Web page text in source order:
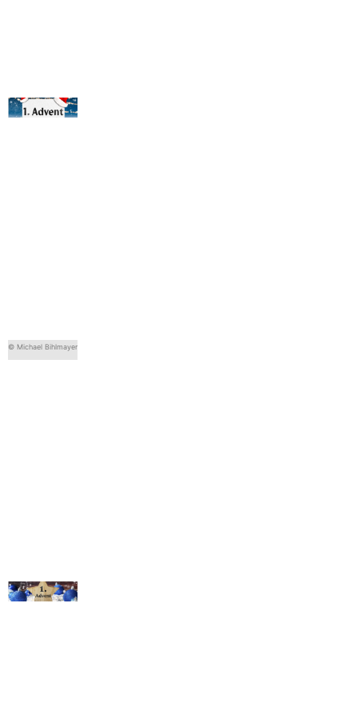
© Michael Bihlmayer
© Michael Bihlmayer
© Michael Bihlmayer